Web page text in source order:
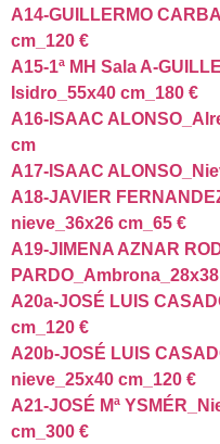
A14-GUILLERMO
cm_120 €
A15-1ª MH Sala A-
Isidro_55x40 cm_180 €
A16-ISAAC
cm
A17-ISAAC
A18-JAVIER
nieve_36x26 cm_65 €
A19-JIMENA AZNAR
A20a-JOSÉ LUIS
cm_120 €
A20b-JOSÉ LUIS
nieve_25x40 cm_120 €
A21-JOSÉ Mª
cm_300 €